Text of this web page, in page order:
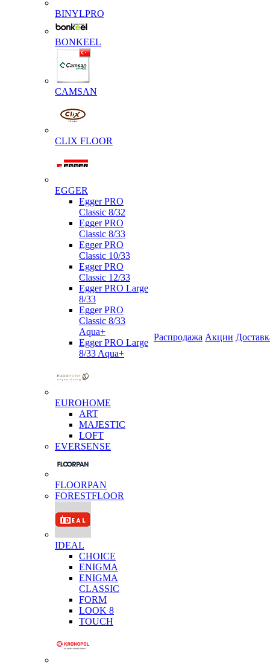
BINYLPRO
BONKEEL
CAMSAN
CLIX FLOOR
EGGER
Egger PRO
Classic 8/32
Egger PRO
Classic 8/33
Egger PRO
Classic 10/33
Egger PRO
Classic 12/33
Egger PRO Large
8/33
Egger PRO
Classic 8/33
Aqua+
Egger PRO Large
8/33 Aqua+
EUROHOME
ART
MAJESTIC
LOFT
EVERSENSE
FLOORPAN
FORESTFLOOR
IDEAL
CHOICE
ENIGMA
ENIGMA
CLASSIC
FORM
LOOK 8
TOUCH
Распродажа Акции